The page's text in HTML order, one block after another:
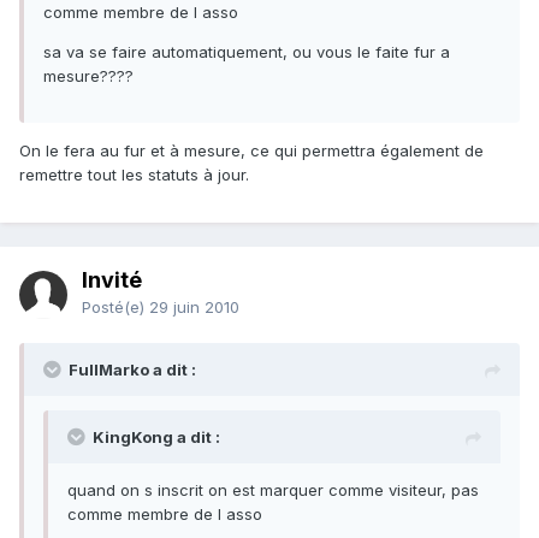
comme membre de l asso
sa va se faire automatiquement, ou vous le faite fur a
mesure????
On le fera au fur et à mesure, ce qui permettra également de
remettre tout les statuts à jour.
Invité
Posté(e) 29 juin 2010
FullMarko a dit :
KingKong a dit :
quand on s inscrit on est marquer comme visiteur, pas
comme membre de l asso